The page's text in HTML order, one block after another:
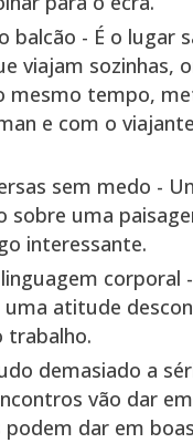
balcão - É o lugar
viajam sozinhas,
mesmo tempo,
e com o
sem medo -
sobre uma
interessante.
corporal
uma atitude
trabalho.
demasiado a
vão dar
dar em